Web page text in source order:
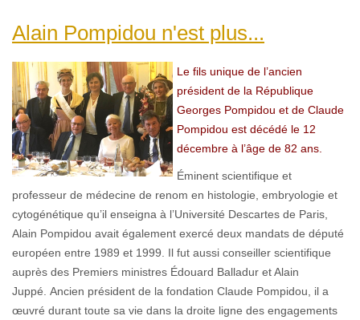
Alain Pompidou n'est plus...
Le fils unique de l’ancien
président de la République
Georges Pompidou et de Claude
Pompidou est décédé le 12
décembre à l’âge de 82 ans.
Éminent scientifique et
professeur de médecine de renom en histologie, embryologie et
cytogénétique qu’il enseigna à l’Université Descartes de Paris,
Alain Pompidou avait également exercé deux mandats de député
européen entre 1989 et 1999. Il fut aussi conseiller scientifique
auprès des Premiers ministres Édouard Balladur et Alain
Juppé. Ancien président de la fondation Claude Pompidou, il a
œuvré durant toute sa vie dans la droite ligne des engagements